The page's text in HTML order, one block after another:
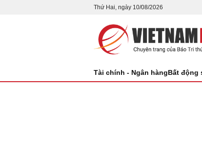
Thứ Hai, ngày 10/08/2026
Tài chính - Ngân hàngBất động